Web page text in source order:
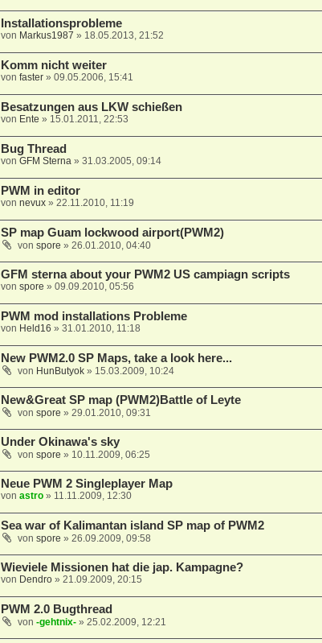
Installationsprobleme
von Markus1987 » 18.05.2013, 21:52
Komm nicht weiter
von faster» 09.05.2006, 15:41
Besatzungen aus LKW schießen
von Ente » 15.01.2011, 22:53
Bug Thread
von GFM Sterna» 31.03.2005, 09:14
PWM in editor
von nevux» 22.11.2010, 11:19
SP map Guam lockwood airport(PWM2)
von spore » 26.01.2010, 04:40
GFM sterna about your PWM2 US campiagn scripts
von spore » 09.09.2010, 05:56
PWM mod installations Probleme
von Held16 » 31.01.2010, 11:18
New PWM2.0 SP Maps, take a look here...
von HunButyok» 15.03.2009, 10:24
New&Great SP map (PWM2)Battle of Leyte
von spore » 29.01.2010, 09:31
Under Okinawa's sky
von spore » 10.11.2009, 06:25
Neue PWM 2 Singleplayer Map
von astro» 11.11.2009, 12:30
Sea war of Kalimantan island SP map of PWM2
von spore » 26.09.2009, 09:58
Wieviele Missionen hat die jap. Kampagne?
von Dendro» 21.09.2009, 20:15
PWM 2.0 Bugthread
von -gehtnix-» 25.02.2009, 12:21